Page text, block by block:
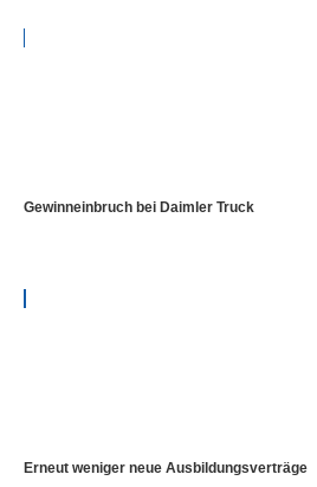
Gewinneinbruch bei Daimler Truck
Erneut weniger neue Ausbildungsverträge